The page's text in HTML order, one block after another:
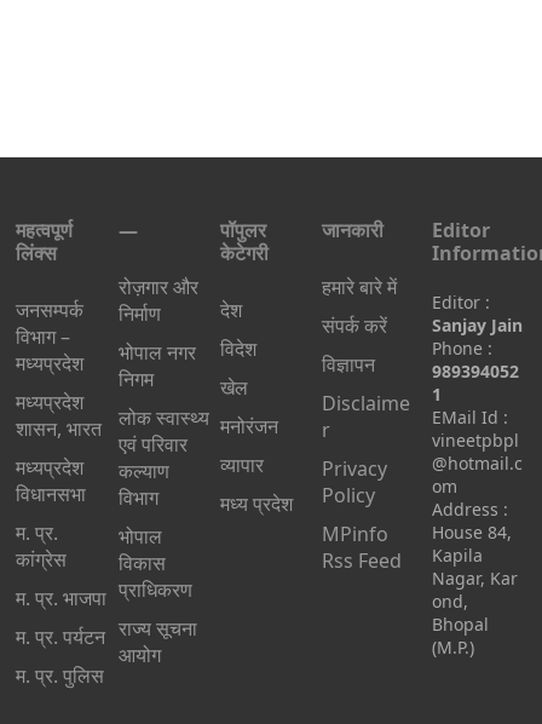
महत्वपूर्ण
लिंक्स
जनसम्पर्क
विभाग –
मध्यप्रदेश
मध्यप्रदेश
शासन, भारत
मध्‍यप्रदेश
विधानसभा
म. प्र.
कांग्रेस
म. प्र. भाजपा
म. प्र. पर्यटन
म. प्र. पुलिस
—
रोज़गार और
निर्माण
भोपाल नगर
निगम
लोक स्वास्थ्य
एवं परिवार
कल्याण
विभाग
भोपाल
विकास
प्राधिकरण
राज्य सूचना
आयोग
पॉपुलर
केटेगरी
देश
विदेश
खेल
मनोरंजन
व्यापार
मध्य प्रदेश
जानकारी
हमारे बारे में
संपर्क करें
विज्ञापन
Disclaime
r
Privacy
Policy
MPinfo
Rss Feed
Editor
Editor :
Sanjay Jain
Phone :
989394052
1
EMail Id :
vineetpbpl
@hotmail.c
om
Address :
House 84,
Kapila
Nagar, Kar
ond,
Bhopal
(M.P.)